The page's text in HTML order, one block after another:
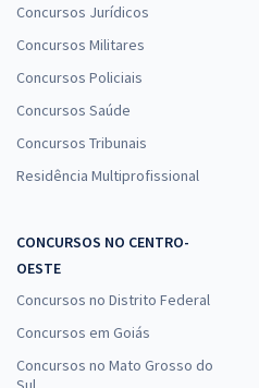
Concursos Jurídicos
Concursos Militares
Concursos Policiais
Concursos Saúde
Concursos Tribunais
Residência Multiprofissional
CONCURSOS NO CENTRO-
OESTE
Concursos no Distrito Federal
Concursos em Goiás
Concursos no Mato Grosso do